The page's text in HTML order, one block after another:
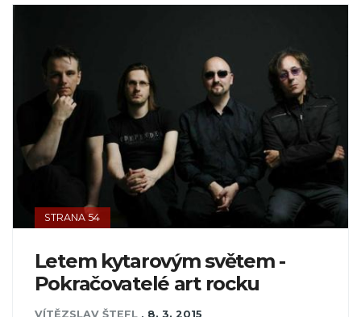
STRANA 54
Letem kytarovým světem -
Pokračovatelé art rocku
VÍTĚZSLAV ŠTEFL , 8. 3. 2015